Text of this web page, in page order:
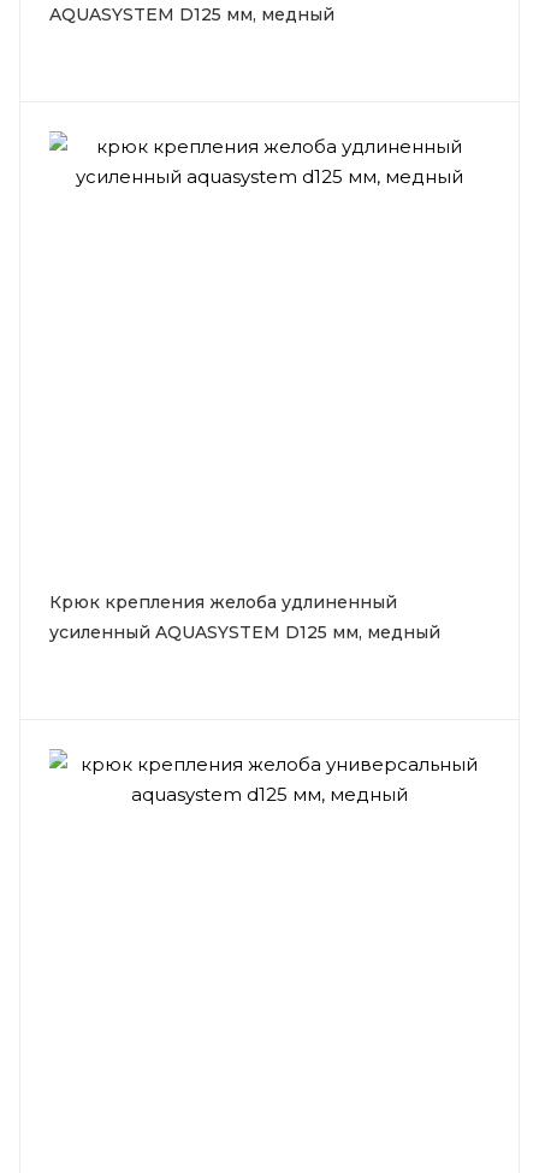
AQUASYSTEM D125 мм, медный
Крюк крепления желоба удлиненный
усиленный AQUASYSTEM D125 мм, медный